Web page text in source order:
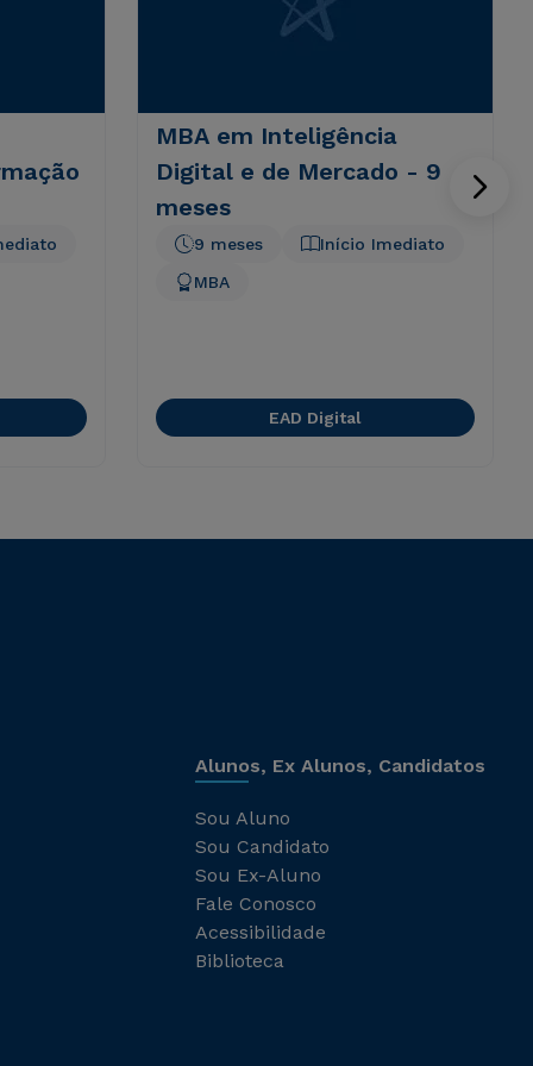
MBA em Inteligência
Digital e de Mercado - 9
meses
Início Imediato
9 meses
MBA
EAD Digital
Alunos, Ex Alunos, Candidatos
Sou Aluno
Sou Candidato
Sou Ex-Aluno
Fale Conosco
Acessibilidade
Biblioteca